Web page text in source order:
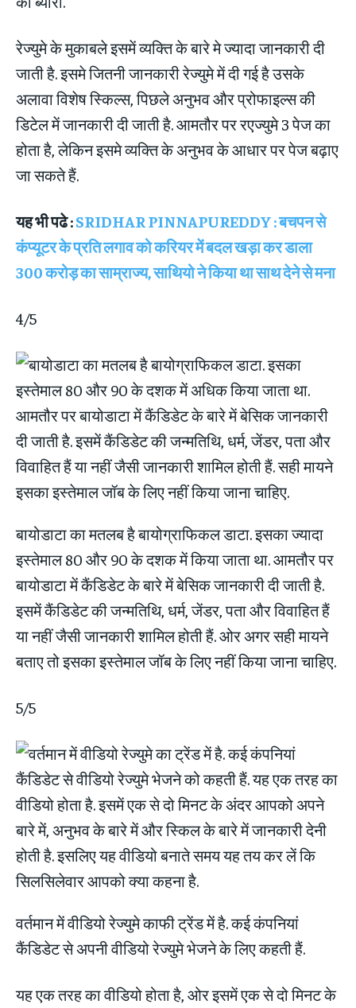
रेज्‍युमे के मुकाबले इसमें व्यक्ति के बारे मे ज्‍यादा जानकारी दी
जाती है. इसमे जितनी जानकारी रेज्‍युमे में दी गई है उसके
अलावा विशेष स्‍कि‍ल्‍स, पिछले अनुभव और प्रोफाइल्‍स की
डिटेल में जानकारी दी जाती है. आमतौर पर रएज्युमे 3 पेज का
होता है, लेकिन इसमे व्यक्ति के अनुभव के आधार पर पेज बढ़ाए
जा सकते हैं.
यह भी पढे :SRIDHAR PINNAPUREDDY : बचपन से
कंप्यूटर के प्रति लगाव को करियर में बदल खड़ा कर डाला
300 करोड़ का साम्राज्य, साथियो ने किया था साथ देने से मना
4/5
बायोडाटा का मतलब है बायोग्राफिकल डाटा. इसका ज्यादा
इस्‍तेमाल 80 और 90 के दशक में किया जाता था. आमतौर पर
बायोडाटा में कैंडि‍डेट के बारे में बेसिक जानकारी दी जाती है.
इसमें कैंडिडेट की जन्‍मत‍िथि, धर्म, जेंडर, पता और विवाहित हैं
या नहीं जैसी जानकारी शामिल होती हैं. ओर अगर सही मायने
बताए तो इसका इस्‍तेमाल जॉब के लिए नहीं किया जाना चाहिए.
5/5
वर्तमान में वीडियो रेज्‍युमे काफी ट्रेंड में है. कई कंप‍नियां
कैंडिडेट से अपनी वीडियो रेज्‍युमे भेजने के लिए कहती हैं.
यह एक तरह का वीडियो होता है, ओर इसमें एक से दो मिनट के